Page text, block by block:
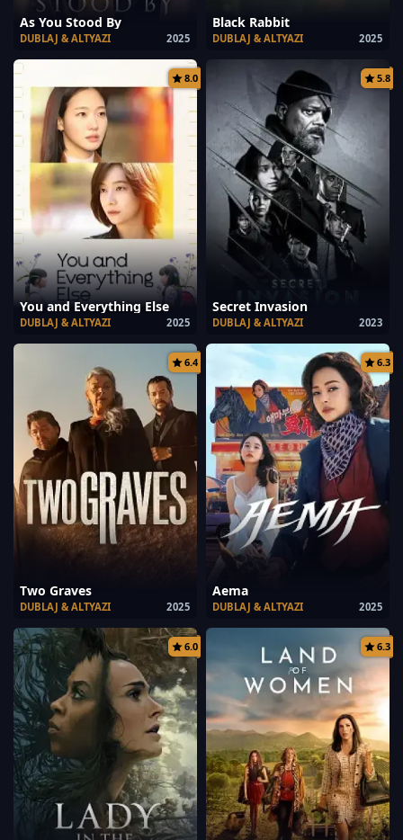
As You Stood By
2025
DUBLAJ & ALTYAZI
Black Rabbit
2025
DUBLAJ & ALTYAZI
8.0
You and Everything Else
2025
DUBLAJ & ALTYAZI
5.8
Secret Invasion
2023
DUBLAJ & ALTYAZI
6.4
Two Graves
2025
DUBLAJ & ALTYAZI
6.3
Aema
2025
DUBLAJ & ALTYAZI
6.0 6.3